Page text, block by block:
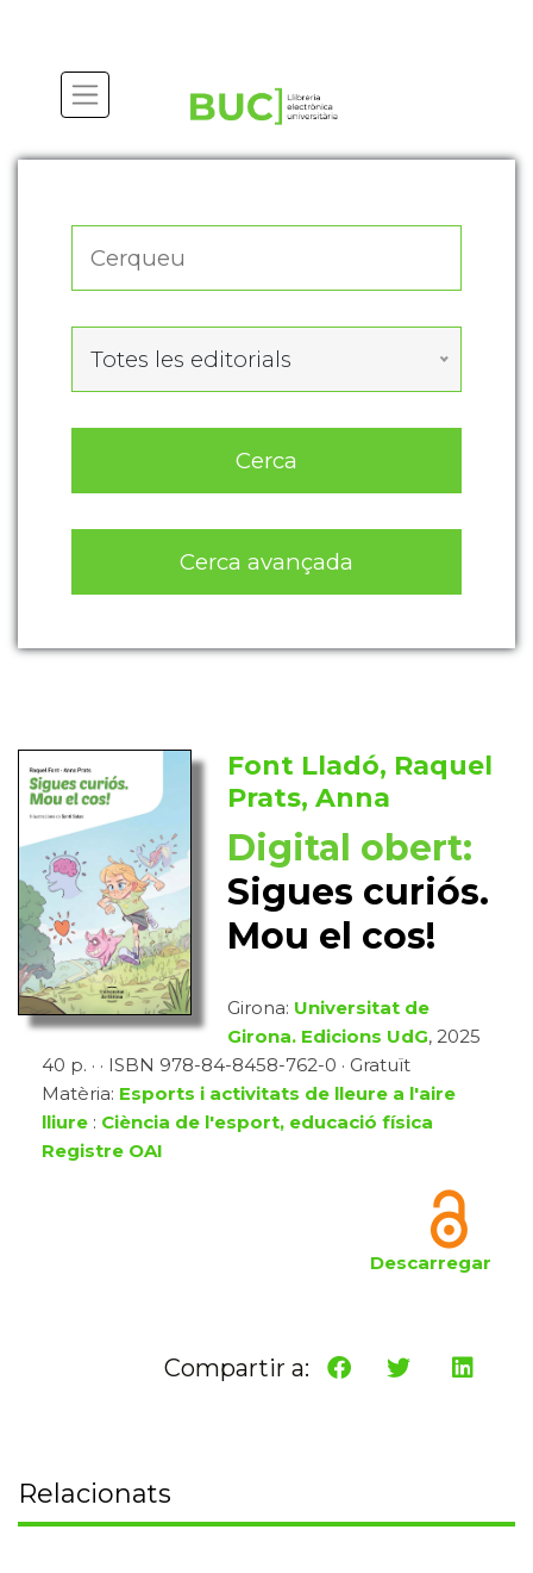
Totes les editorials
Cerca
Cerca avançada
Font Lladó, Raquel
Prats, Anna
Digital obert:
Sigues curiós.
Mou el cos!
Girona: Universitat de
Girona. Edicions UdG, 2025
40 p. · · ISBN 978-84-8458-762-0 · Gratuït
Matèria: Esports i activitats de lleure a l'aire
lliure : Ciència de l'esport, educació física
Registre OAI
Descarregar
Compartir a:
Relacionats